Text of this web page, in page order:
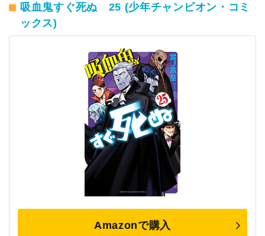
吸血鬼すぐ死ぬ 25 (少年チャンピオン・コミ
ックス)
Amazonで購入